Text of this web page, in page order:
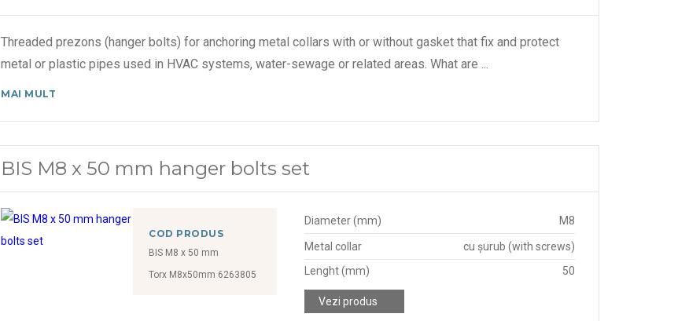
Threaded prezons (hanger bolts) for anchoring metal collars with or without gasket that fix and protect
metal or plastic pipes used in HVAC systems, water-sewage or related areas. What are...
MAI MULT
BIS M8 x 50 mm hanger bolts set
COD PRODUS
BIS M8 x 50 mm
Torx M8x50mm 6263805
Diameter (mm) M8
Metal collar
cu șurub (with screws)
Lenght (mm)
50
Vezi produs